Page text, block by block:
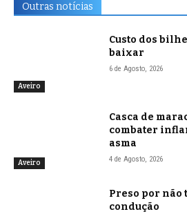
Outras notícias
Aveiro
Custo dos
baixar
6 de Agosto, 2026
Aveiro
Casca de
combater
asma
4 de Agosto, 2026
Preso por não
condução